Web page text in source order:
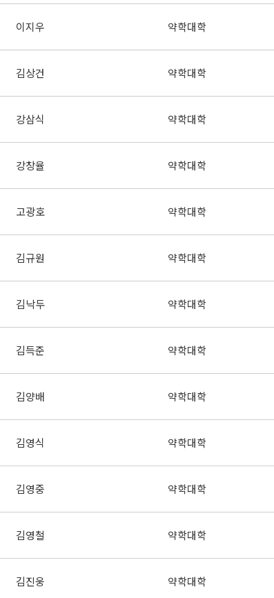
이지우 약학대학
김상건 약학대학
강삼식 약학대학
강창율 약학대학
고광호 약학대학
김규원 약학대학
김낙두 약학대학
김득준 약학대학
김양배 약학대학
김영식 약학대학
김영중 약학대학
김영철 약학대학
김진웅 약학대학